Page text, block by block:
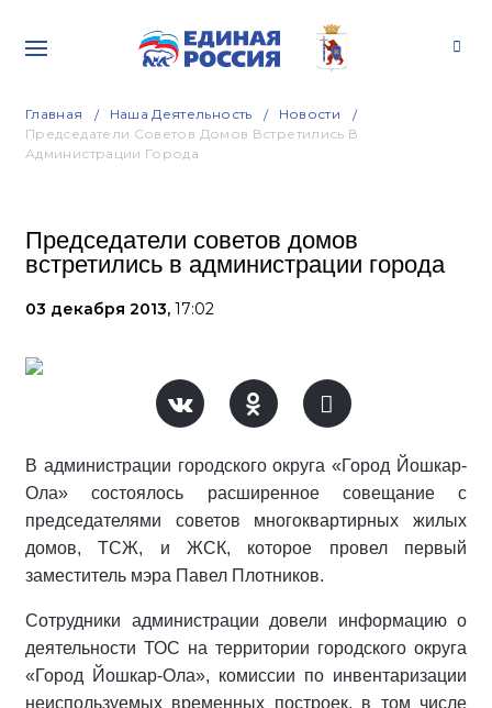
Главная Наша Деятельность
Новости
Председатели Советов Домов Встретились В
Администрации Города
Председатели советов домов
встретились в администрации города
03 декабря 2013, 17:02
В администрации городского округа «Город Йошкар-
Ола» состоялось расширенное совещание с
председателями советов многоквартирных жилых
домов, ТСЖ, и ЖСК, которое провел первый
заместитель мэра Павел Плотников.
Сотрудники администрации довели информацию о
деятельности ТОС на территории городского округа
«Город Йошкар-Ола», комиссии по инвентаризации
неиспользуемых временных построек, в том числе